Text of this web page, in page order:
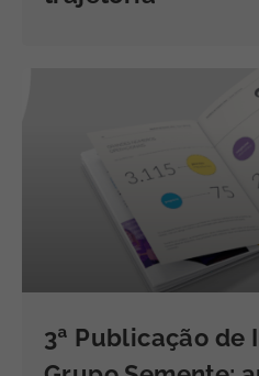
3ª Publicação de